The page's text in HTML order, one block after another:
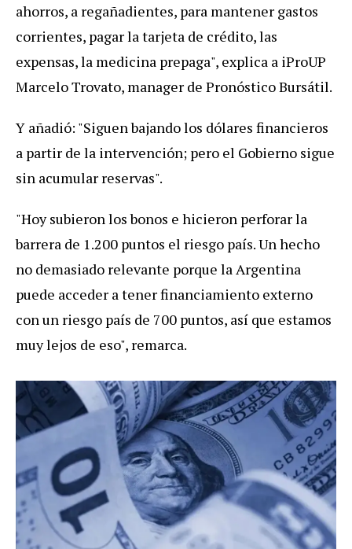
ahorros, a regañadientes, para mantener gastos
corrientes, pagar la tarjeta de crédito, las
expensas, la medicina prepaga", explica a iProUP
Marcelo Trovato, manager de Pronóstico Bursátil.
Y añadió: "Siguen bajando los dólares financieros
a partir de la intervención; pero el Gobierno sigue
sin acumular reservas".
"Hoy subieron los bonos e hicieron perforar la
barrera de 1.200 puntos el riesgo país. Un hecho
no demasiado relevante porque la Argentina
puede acceder a tener financiamiento externo
con un riesgo país de 700 puntos, así que estamos
muy lejos de eso", remarca.